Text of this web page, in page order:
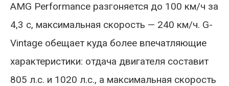
AMG Performance разгоняется до 100 км/ч за
4,3 с, максимальная скорость — 240 км/ч. G-
Vintage обещает куда более впечатляющие
характеристики: отдача двигателя составит
805 л.с. и 1020 л.с., а максимальная скорость